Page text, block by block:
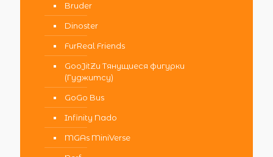
Bruder
Dinoster
FurReal Friends
GooJitZu Тянущиеся фигурки
(Гуджитсу)
GoGo Bus
Infinity Nado
MGAs MiniVerse